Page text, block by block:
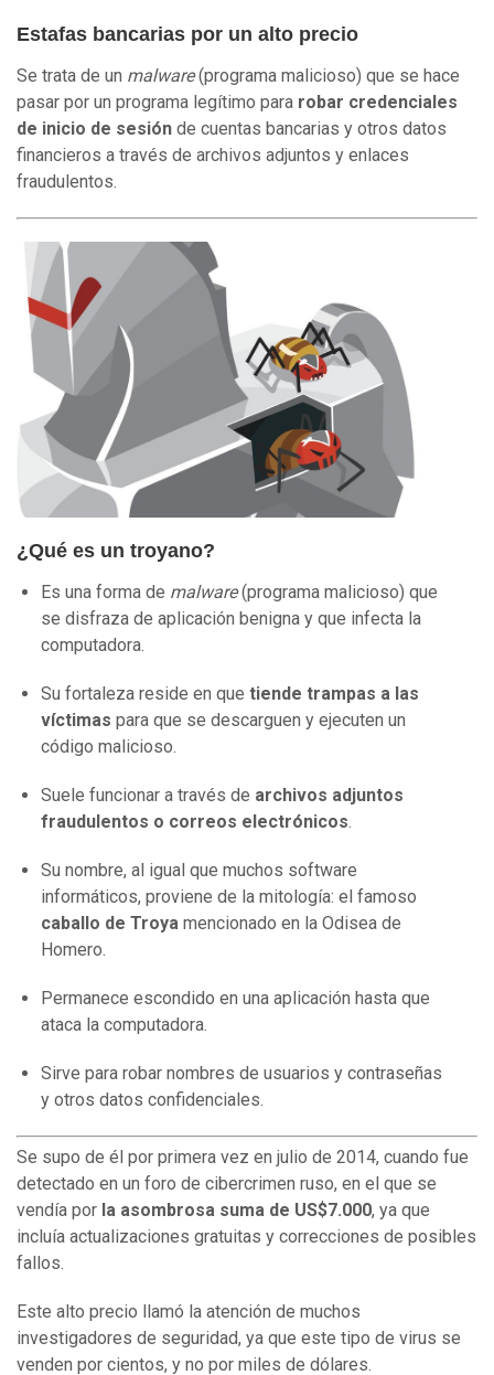
Estafas bancarias por un alto precio
Se trata de un malware(programa malicioso) que se hace
pasar por un programa legítimo para robar credenciales
de inicio de sesión de cuentas bancarias y otros datos
financieros a través de archivos adjuntos y enlaces
fraudulentos.
¿Qué es un troyano?
Es una forma de malware(programa malicioso) que
se disfraza de aplicación benigna y que infecta la
computadora.
Su fortaleza reside en que tiende trampas a las
víctimas para que se descarguen y ejecuten un
código malicioso.
Suele funcionar a través de archivos adjuntos
fraudulentos o correos electrónicos.
Su nombre, al igual que muchos software
informáticos, proviene de la mitología: el famoso
caballo de Troya mencionado en la Odisea de
Homero.
Permanece escondido en una aplicación hasta que
ataca la computadora.
Sirve para robar nombres de usuarios y contraseñas
y otros datos confidenciales.
Se supo de él por primera vez en julio de 2014, cuando fue
detectado en un foro de cibercrimen ruso, en el que se
vendía por la asombrosa suma de US$7.000, ya que
incluía actualizaciones gratuitas y correcciones de posibles
fallos.
Este alto precio llamó la atención de muchos
investigadores de seguridad, ya que este tipo de virus se
venden por cientos, y no por miles de dólares.